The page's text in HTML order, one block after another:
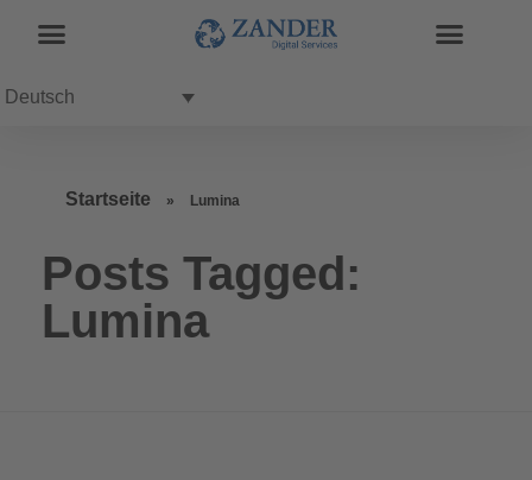
Deutsch
Startseite » Lumina
Posts Tagged:
Lumina